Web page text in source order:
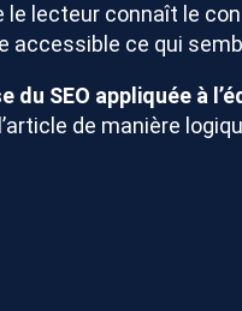
le lecteur connaît le
accessible ce qui
du SEO appliquée à
de manière